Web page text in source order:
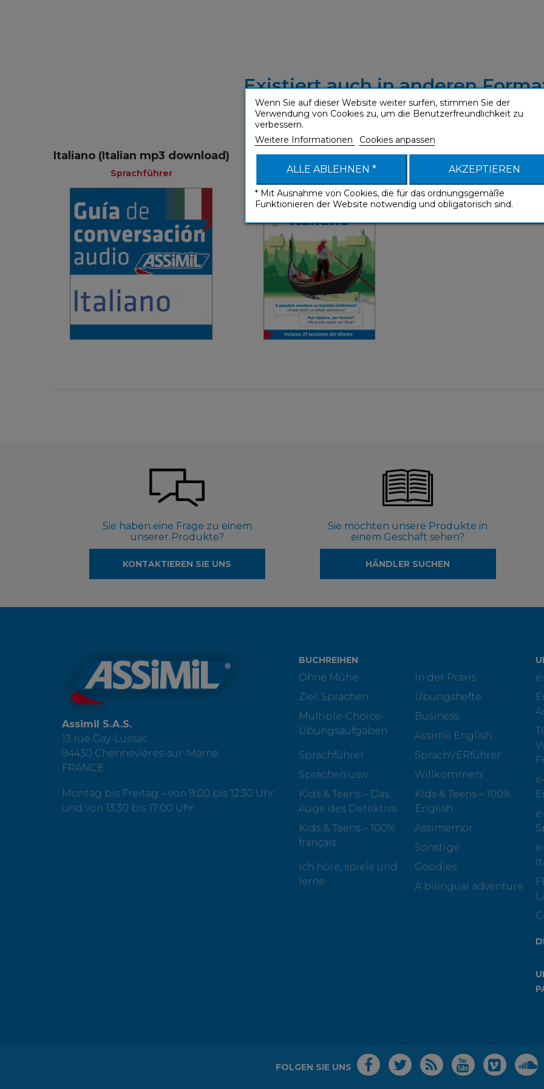
Existiert auch in anderen
Italiano (Italian mp3 download)
Sprachführer
Sprachführer
Spanisch
4,90 €
Italiano (ebook)
Sprachführer
Sprachführer
Spanisch
3,99 €
Sie haben eine Frage zu einem
unserer Produkte?
KONTAKTIEREN SIE UNS
Sie möchten unsere Produkte in
einem Geschäft sehen?
HÄNDLER SUCHEN
Assimil S.A.S.
13 rue Gay-Lussac
94430 Chennevières-sur-Marne
FRANCE
Montag bis Freitag – von 9:00 bis 12:30 Uhr
und von 13:30 bis 17:00 Uhr
BUCHREIHEN
Ohne Mühe
In der Praxis
Ziel: Sprachen
Übungshefte
Multiple-Choice-
Übungsaufgaben
Business
Assimil English
Sprachführer
SprachVERführer
Sprachen usw.
Willkommen!
Kids & Teens – Das
Auge des Detektivs
Kids & Teens – 100%
English
Kids & Teens – 100%
français
Assimemor
Sonstige
Ich höre, spiele und
lerne
Goodies
A bilingual adventure
Wenn Sie auf dieser Website weiter surfen, stimmen Sie der
Verwendung von Cookies zu, um die Benutzerfreundlichkeit zu
verbessern.
Weitere Informationen
Cookies anpassen
ALLE ABLEHNEN * AKZEPTIEREN
* Mit Ausnahme von Cookies, die für das ordnungsgemäße
Funktionieren der Website notwendig und obligatorisch sind.
FOLGEN SIE UNS